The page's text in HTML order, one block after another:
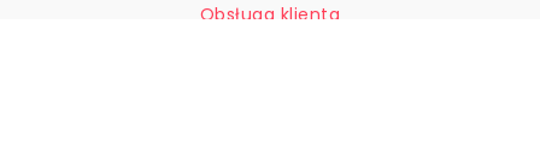
Obsługa klienta